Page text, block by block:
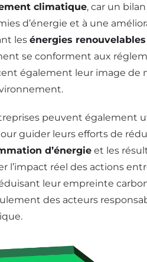
climatique, car un
d’énergie et à une
les énergies renouvelables
se conforment aux
également leur image de
peuvent également
guider leurs efforts de
d’énergie et les
l’impact réel des actions
leur empreinte
des acteurs